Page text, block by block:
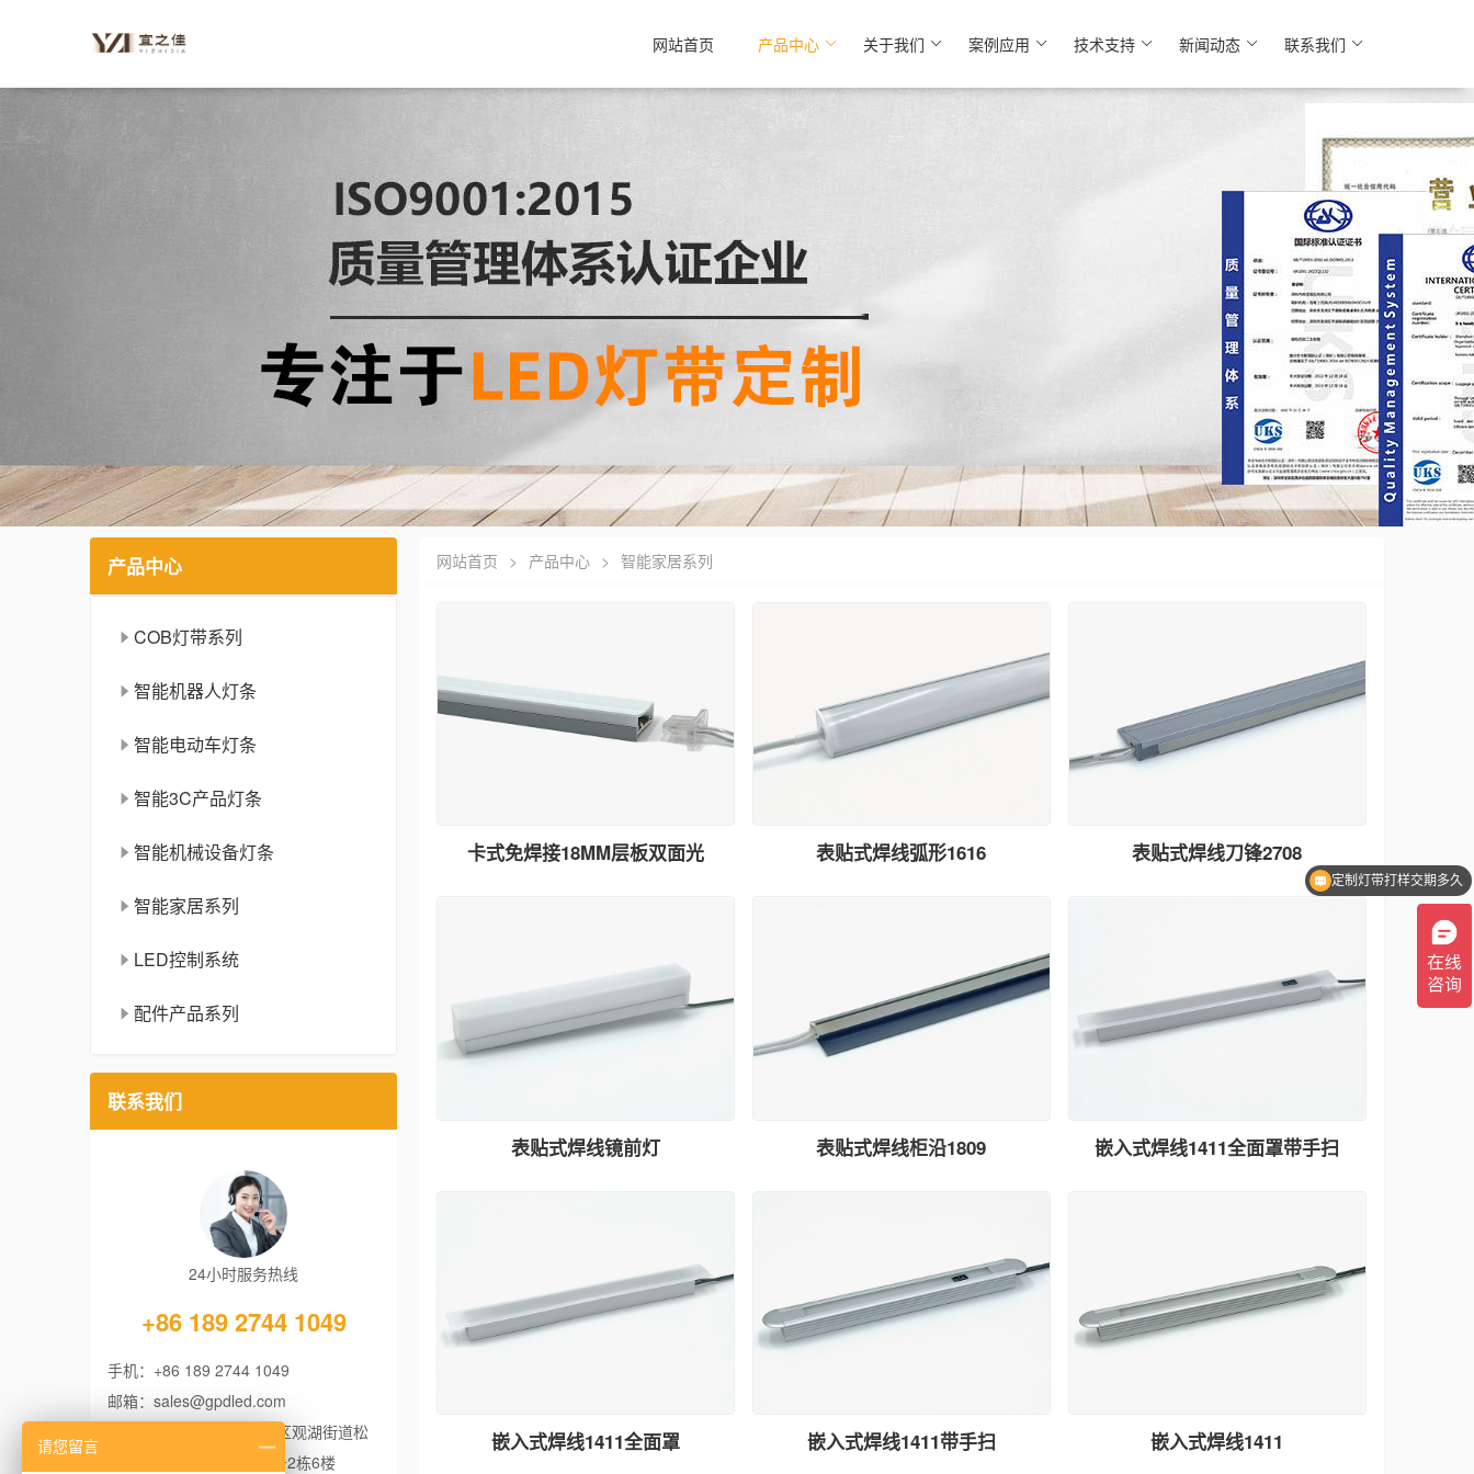
网站首页 产品中心 关于我们 案例应用 技术支持 新闻动态 联系我们
产品中心
COB灯带系列
智能机器人灯条
智能电动车灯条
智能3C产品灯条
智能机械设备灯条
智能家居系列
LED控制系统
配件产品系列
联系我们
24小时服务热线
+86 189 2744 1049
手机：+86 189 2744 1049
邮箱：sales@gpdled.com
地址：广东省深圳市龙华区观湖街道松
元厦社区明辉工业园279号2栋6楼
网站首页 > 产品中心 > 智能家居系列
卡式免焊接18MM层板双面光 表贴式焊线弧形1616 表贴式焊线刀锋2708
表贴式焊线镜前灯 表贴式焊线柜沿1809 嵌入式焊线1411全面罩带手扫
嵌入式焊线1411全面罩 嵌入式焊线1411带手扫 嵌入式焊线1411
定制灯带打样交期多久
请您留言